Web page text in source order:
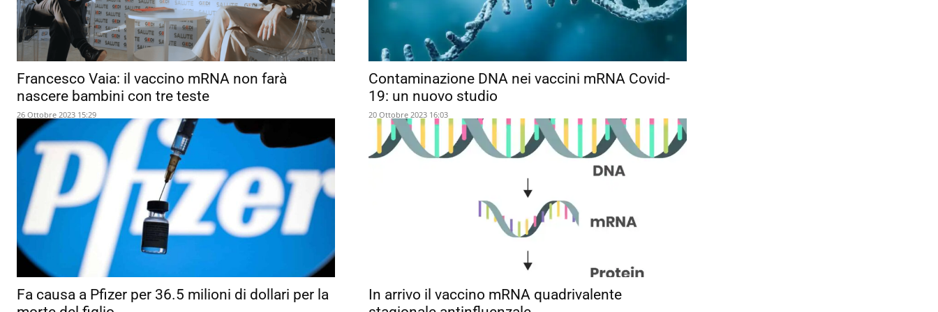
Francesco Vaia: il vaccino mRNA non farà
nascere bambini con tre teste
26 Ottobre 2023 15:29
Contaminazione DNA nei vaccini mRNA Covid-
19: un nuovo studio
20 Ottobre 2023 16:03
Fa causa a Pfizer per 36.5 milioni di dollari per la
In arrivo il vaccino mRNA quadrivalente